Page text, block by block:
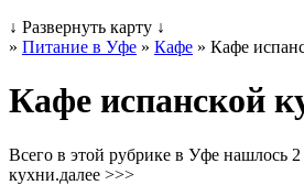
↓ Развернуть карту ↓
» Питание в Уфе » Кафе » Кафе
Кафе испанской
Всего в этой рубрике в Уфе нашлось
кухни.далее >>>